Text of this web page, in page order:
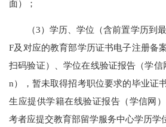
面）；
（3）学历、学位（含前置学历到最
F及对应的教育部学历证书电子注册备
扫码验证）、学位在线验证报告（学信
n），暂未取得招考职位要求的毕业证
生应提供学籍在线验证报告（学信网
考者应提交教育部留学服务中心学历学